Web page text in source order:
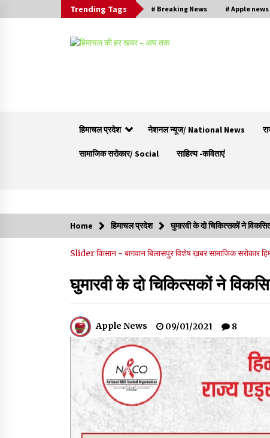
Trending Tags # Breaking News # Apple news
हिमाचल प्रदेश नेशनल न्यूज/ National News
सामाजिक सरोकार/ Social साहित्य -कविताएं
में एक दिवसीय ओरिएंटेशन कार्यशाला आयोजित
05/08/2026
हिमाचल में प्रतिशोध की राजनीति के खिलाफ भाजपा ने
शिमला CM आवास ओकओवर घेराव में किया शक्ति
05/08/2026
स्वास्थ्य विभाग की खरीद में घोटाले की आशंका, स्वतंत्र
जांच की मांग, भाजपा ने कहा- “हर पैसे का हिसाब जनता को
मिले”
Home हिमाचल प्रदेश घुमारवी के दो चिकित्सकों ने
Sliderकिसान - बागवानबिलासपुरविशेष ख़बरसामाजिक सरोकार
घुमारवी के दो चिकित्सकों ने
Apple News 09/01/2021 8